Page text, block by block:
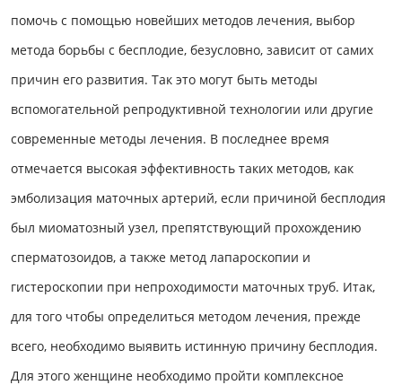
помочь с помощью новейших методов лечения, выбор
метода борьбы с бесплодие, безусловно, зависит от самих
причин его развития. Так это могут быть методы
вспомогательной репродуктивной технологии или другие
современные методы лечения. В последнее время
отмечается высокая эффективность таких методов, как
эмболизация маточных артерий, если причиной бесплодия
был миоматозный узел, препятствующий прохождению
сперматозоидов, а также метод лапароскопии и
гистероскопии при непроходимости маточных труб. Итак,
для того чтобы определиться методом лечения, прежде
всего, необходимо выявить истинную причину бесплодия.
Для этого женщине необходимо пройти комплексное